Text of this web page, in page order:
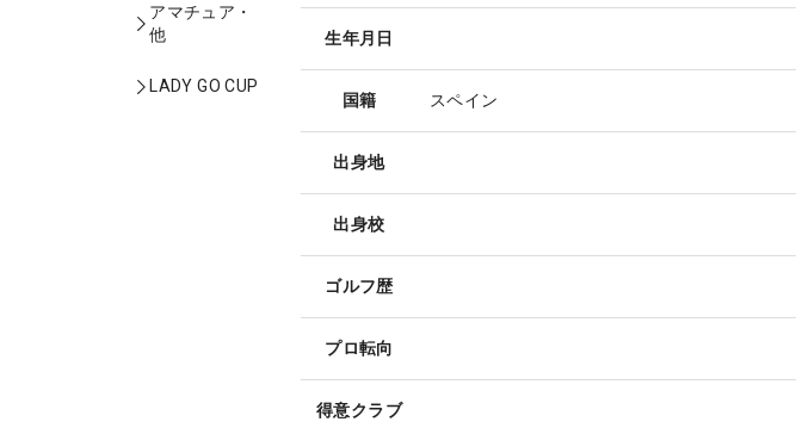
アマチュア・
他
LADY GO CUP
生年月日
国籍 スペイン
出身地
出身校
ゴルフ歴
プロ転向
得意クラブ